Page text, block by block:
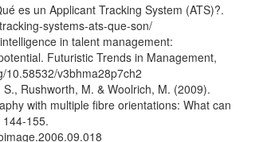
es un Applicant Tracking System (ATS)?.
systems-ats-que-son/
in talent management:
Futuristic Trends in Management,
v3bhma28p7ch2
Rushworth, M. & Woolrich, M. (2009).
with multiple fibre orientations: What can
155.